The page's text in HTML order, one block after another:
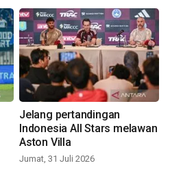
Jelang pertandingan
Indonesia All Stars melawan
Aston Villa
Jumat, 31 Juli 2026